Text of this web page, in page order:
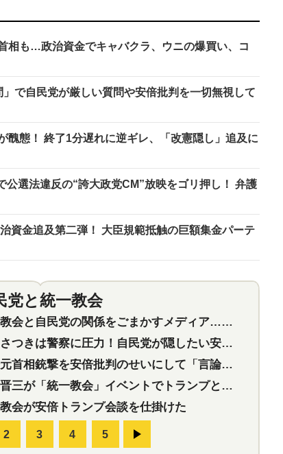
相も…政治資金でキャバクラ、ウニの爆買い、コ
で自民党が厳しい質問や安倍批判を一切無視して
醜態！ 終了1分遅れに逆ギレ、「改憲隠し」追及に
公選法違反の“誇大政党CM”放映をゴリ押し！ 弁護
資金追及第二弾！ 大臣規範抵触の巨額集金パーテ
党と統一教会
と自民党の関係をごまかすメディア…民放は有田芳生に発言自粛を要求
きは警察に圧力！自民党が隠したい安倍元首相と統一教会の深い関係
相銃撃を安倍批判のせいにして「言論封殺」に利用する自民党応援団
が「統一教会」イベントでトランプと演説！同性婚や夫婦別姓を攻撃
会が安倍トランプ会談を仕掛けた